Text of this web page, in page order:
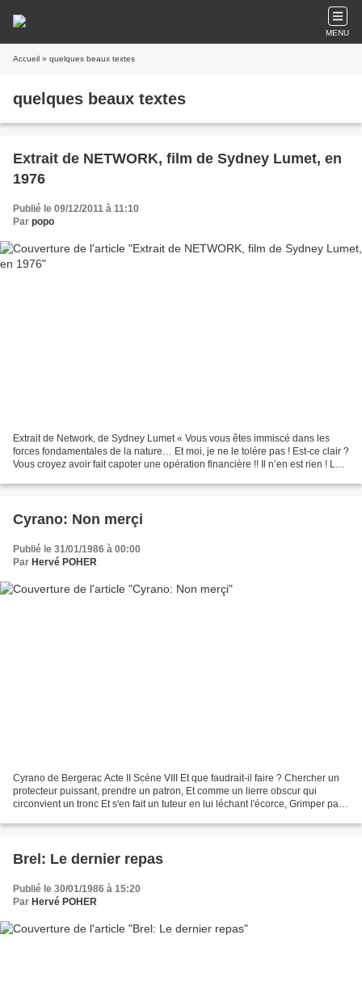
MENU
Accueil » quelques beaux textes
quelques beaux textes
Extrait de NETWORK, film de Sydney Lumet, en
1976
Publié le 09/12/2011 à 11:10
Par popo
Extrait de Network, de Sydney Lumet « Vous vous êtes immiscé dans les
forces fondamentales de la nature… Et moi, je ne le tolére pas ! Est-ce clair ?
Vous croyez avoir fait capoter une opération financière !! Il n’en est rien ! Les
Cyrano: Non merçi
Publié le 31/01/1986 à 00:00
Par Hervé POHER
Cyrano de Bergerac Acte II Scène VIII Et que faudrait-il faire ? Chercher un
protecteur puissant, prendre un patron, Et comme un lierre obscur qui
circonvient un tronc Et s'en fait un tuteur en lui léchant l'écorce, Grimper par
Brel: Le dernier repas
Publié le 30/01/1986 à 15:20
Par Hervé POHER